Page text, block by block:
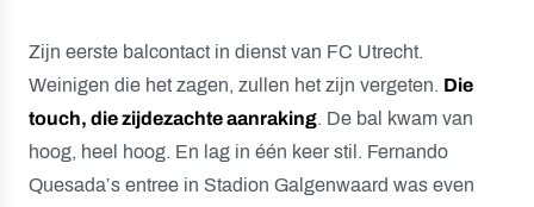
Zijn eerste balcontact in dienst van FC Utrecht.
Weinigen die het zagen, zullen het zijn vergeten. Die
touch, die zijdezachte aanraking. De bal kwam van
hoog, heel hoog. En lag in één keer stil. Fernando
Quesada’s entree in Stadion Galgenwaard was even